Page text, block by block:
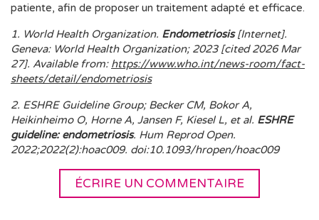
patiente, afin de proposer un traitement adapté et efficace.
1. World Health Organization. Endometriosis[Internet].
Geneva: World Health Organization; 2023 [cited 2026 Mar
27]. Available from: https://www.who.int/news-room/fact-
sheets/detail/endometriosis
2. ESHRE Guideline Group; Becker CM, Bokor A,
Heikinheimo O, Horne A, Jansen F, Kiesel L, et al. ESHRE
guideline: endometriosis. Hum Reprod Open.
2022;2022(2):hoac009. doi:10.1093/hropen/hoac009
ÉCRIRE UN COMMENTAIRE